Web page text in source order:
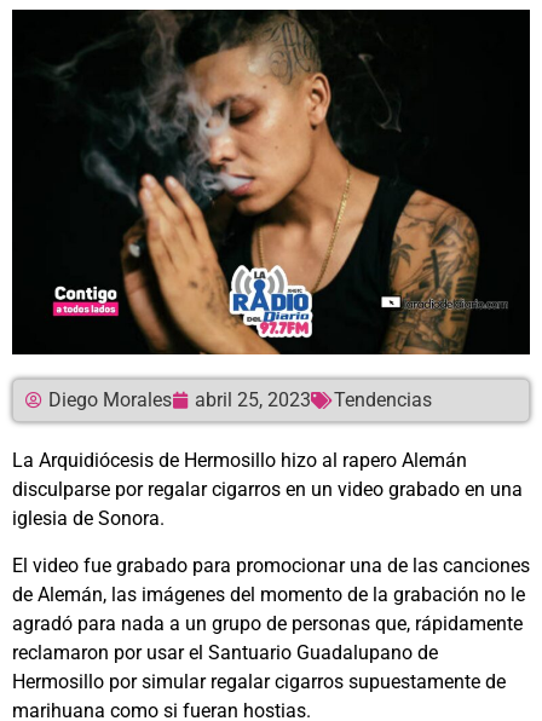
Diego Morales abril 25, 2023 Tendencias
La Arquidiócesis de Hermosillo hizo al rapero Alemán
disculparse por regalar cigarros en un video grabado en una
iglesia de Sonora.
El video fue grabado para promocionar una de las canciones
de Alemán, las imágenes del momento de la grabación no le
agradó para nada a un grupo de personas que, rápidamente
reclamaron por usar el Santuario Guadalupano de
Hermosillo por simular regalar cigarros supuestamente de
marihuana como si fueran hostias.